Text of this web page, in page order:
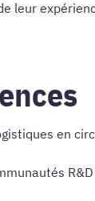
leur
en